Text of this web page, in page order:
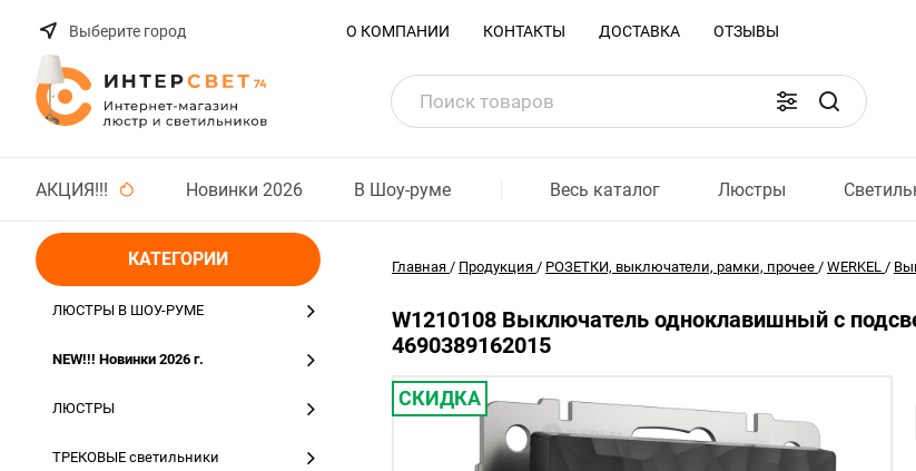
Выберите город О КОМПАНИИ КОНТАКТЫ ДОСТАВКА ОТЗЫВЫ
АКЦИЯ!!! Новинки 2026 В Шоу-руме Весь каталог Люстры
КАТЕГОРИИ
ЛЮСТРЫ В ШОУ-РУМЕ
NEW!!! Новинки 2026 г.
ЛЮСТРЫ
ТРЕКОВЫЕ светильники
Главная / Продукция / РОЗЕТКИ, выключатели, рамки, прочее / WERKEL /
W1210108 Выключатель одноклавишный с
4690389162015
СКИДКА